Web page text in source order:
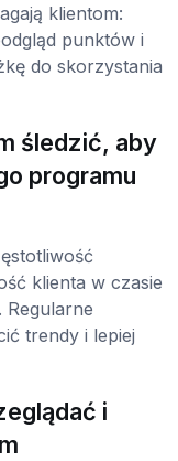
klientom:
punktów i
do skorzystania
śledzić, aby
programu
klienta w czasie
Regularne
trendy i lepiej
i